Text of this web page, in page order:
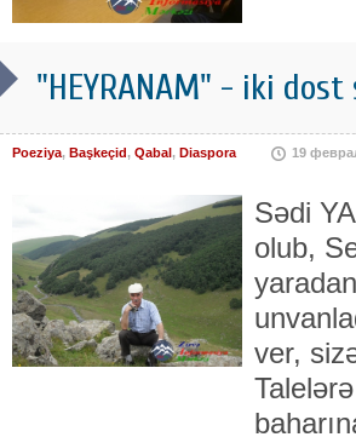
"HEYRANAM" - iki
Poeziya, Başkeçid, Qabal, Diaspora 19
Sədi
olub,
ver,